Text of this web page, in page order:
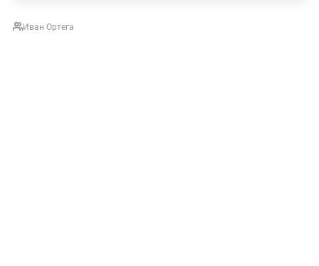
Иван Ортега